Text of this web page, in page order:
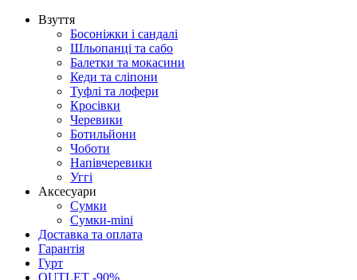
Взуття
Босоніжки і сандалі
Шльопанці та сабо
Балетки та мокасини
Кеди та сліпони
Туфлі та лофери
Кросівки
Черевики
Ботильйони
Чоботи
Напівчеревики
Уггі
Аксесуари
Сумки
Сумки-mini
Доставка та оплата
Гарантія
Гурт
OUTLET -90%